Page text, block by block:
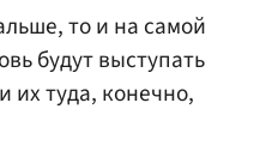
то и на самой
будут выступать
их туда, конечно,